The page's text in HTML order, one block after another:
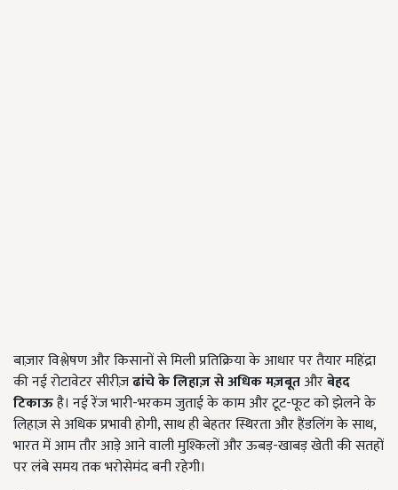
बाज़ार विश्लेषण और किसानों से मिली प्रतिक्रिया के आधार पर तैयार महिंद्रा
की नई रोटावेटर सीरीज़ढांचे के लिहाज़ से अधिक मज़बूतऔरबेहद
टिकाऊहै। नई रेंज भारी-भरकम जुताई के काम और टूट-फूट को झेलने के
लिहाज़ से अधिक प्रभावी होगी, साथ ही बेहतर स्थिरता और हैंडलिंग के साथ,
भारत में आम तौर आड़े आने वाली मुश्किलों और ऊबड़-खाबड़ खेती की सतहों
पर लंबे समय तक भरोसेमंद बनी रहेगी।